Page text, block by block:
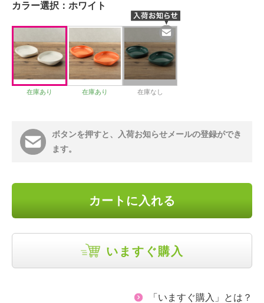
カラー選択： ホワイト
在庫あり 在庫あり 在庫なし
ボタンを押すと、入荷お知らせメールの登録ができ
ます。
カートに入れる
いますぐ購入
「いますぐ購入」とは？